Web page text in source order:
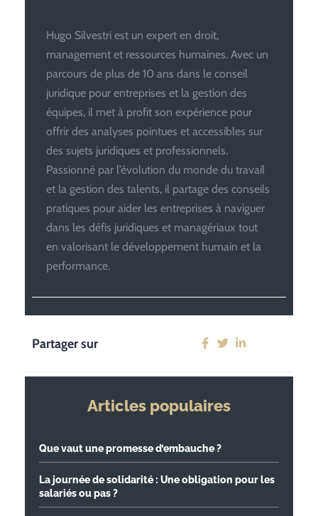
Hugo Silvestri est un expert en droit,
management et ressources humaines. Avec un
parcours de plus de 10 ans dans le conseil
juridique pour entreprises et la gestion des
équipes, il met à profit son expérience pour
offrir des analyses pointues et accessibles sur
des sujets juridiques et professionnels.
Passionné par l’évolution du monde du travail
et la gestion des talents, il partage des conseils
pratiques pour aider les entreprises à naviguer
dans les défis juridiques et managériaux tout
en valorisant le développement humain et la
performance.
Partager sur
Articles populaires
Que vaut une promesse d’embauche ?
La journée de solidarité : Une obligation pour les
salariés ou pas ?